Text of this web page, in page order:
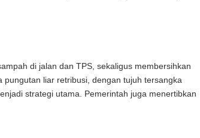
di jalan dan TPS, sekaligus membersihkan
liar retribusi, dengan tujuh tersangka
strategi utama. Pemerintah juga menertibkan